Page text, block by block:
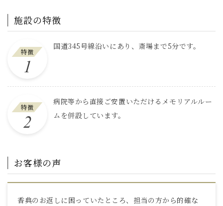
施設の特徴
特徴
国道345号線沿いにあり、斎場まで5分です。
特徴
病院等から直接ご安置いただけるメモリアルルー
ムを併設しています。
お客様の声
香典のお返しに困っていたところ、担当の方から的確な